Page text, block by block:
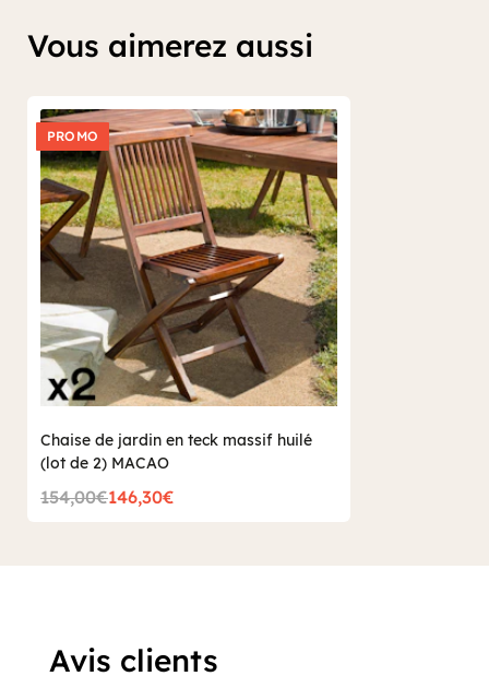
Vous aimerez aussi
PROMO
Chaise de jardin en teck massif huilé
(lot de 2) MACAO
154,00€146,30€
Avis clients